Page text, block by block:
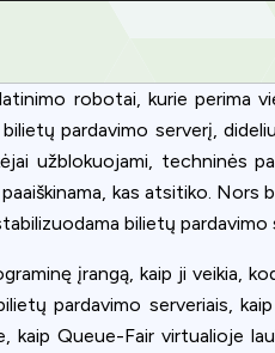
robotai, kurie perima
pardavimo serverį,
užblokuojami, techninės
kas atsitiko.
bilietų
įrangą, kaip ji veikia,
pardavimo serveriais,
kaip Queue-Fair virtualioje
cookies to provide
or use settings to
Settings